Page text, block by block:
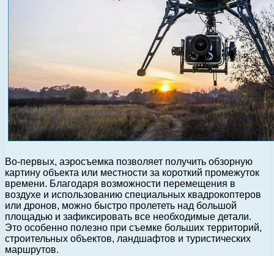
Во-первых, аэросъемка позволяет получить обзорную
картину объекта или местности за короткий промежуток
времени. Благодаря возможности перемещения в
воздухе и использованию специальных квадрокоптеров
или дронов, можно быстро пролететь над большой
площадью и зафиксировать все необходимые детали.
Это особенно полезно при съемке больших территорий,
строительных объектов, ландшафтов и туристических
маршрутов.